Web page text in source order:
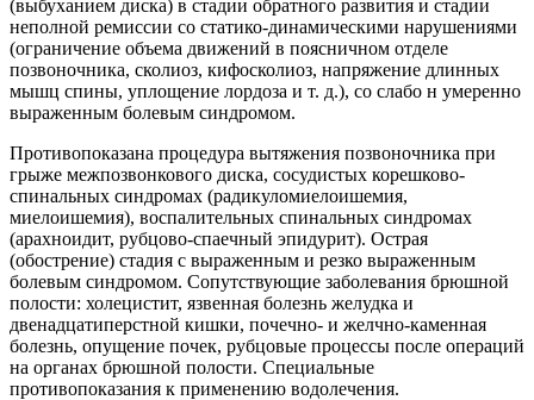
(выбуханием диска) в стадии обратного развития и стадии
неполной ремиссии со статико-динамическими нарушениями
(ограничение объема движений в поясничном отделе
позвоночника, сколиоз, кифосколиоз, напряжение длинных
мышц спины, уплощение лордоза и т. д.), со слабо н умеренно
выраженным болевым синдромом.
Противопоказана процедура вытяжения позвоночника при
грыже межпозвонкового диска, сосудистых корешково-
спинальных синдромах (радикуломиелоишемия,
миелоишемия), воспалительных спинальных синдромах
(арахноидит, рубцово-спаечный эпидурит). Острая
(обострение) стадия с выраженным и резко выраженным
болевым синдромом. Сопутствующие заболевания брюшной
полости: холецистит, язвенная болезнь желудка и
двенадцатиперстной кишки, почечно- и желчно-каменная
болезнь, опущение почек, рубцовые процессы после операций
на органах брюшной полости. Специальные
противопоказания к применению водолечения.